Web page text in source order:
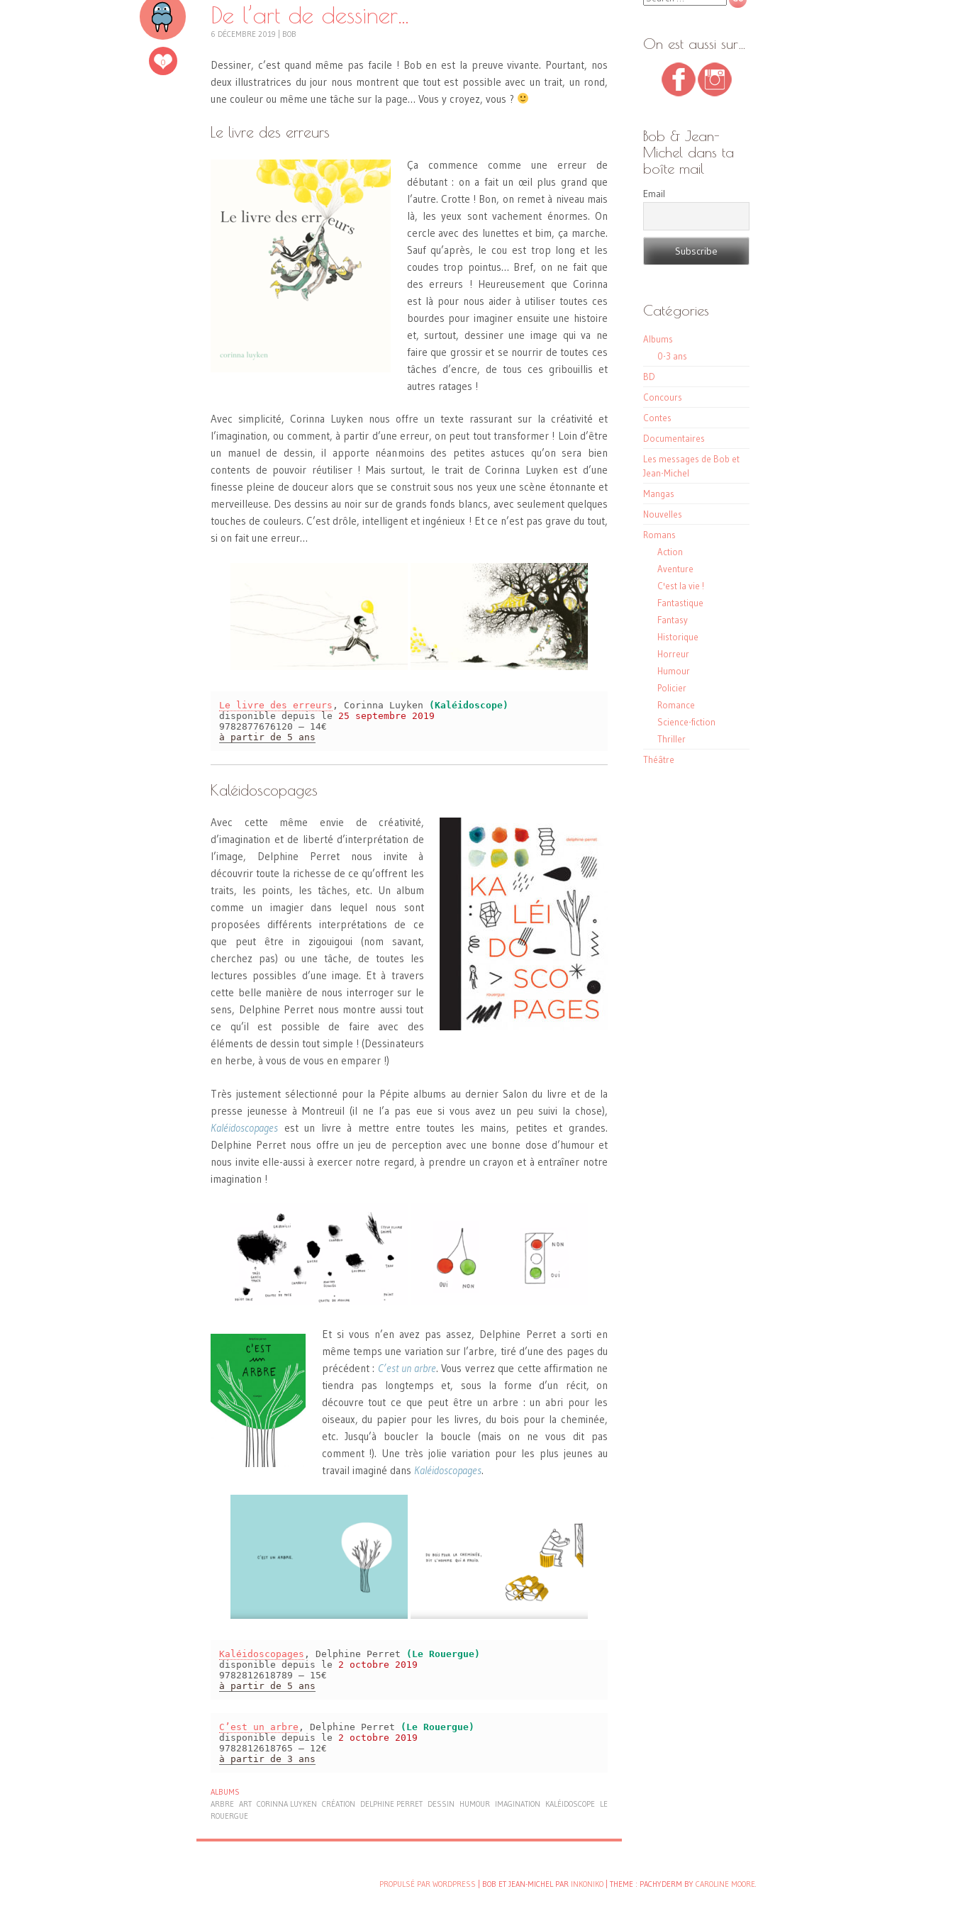
0
De l’art de dessiner…
6 DÉCEMBRE 2019 BOB
Dessiner, c’est quand même pas facile ! Bob en est la preuve vivante. Pourtant, nos
deux illustratrices du jour nous montrent que tout est possible avec un trait, un rond,
une couleur ou même une tâche sur la page… Vous y croyez, vous ?
Le livre des erreurs
Ça commence comme une erreur de
débutant : on a fait un œil plus grand que
l’autre. Crotte ! Bon, on remet à niveau mais
là, les yeux sont vachement énormes. On
cercle avec des lunettes et bim, ça marche.
Sauf qu’après, le cou est trop long et les
coudes trop pointus… Bref, on ne fait que
des erreurs ! Heureusement que Corinna
est là pour nous aider à utiliser toutes ces
bourdes pour imaginer ensuite une histoire
et, surtout, dessiner une image qui va ne
faire que grossir et se nourrir de toutes ces
tâches d’encre, de tous ces gribouillis et
autres ratages !
Avec simplicité, Corinna Luyken nous offre un texte rassurant sur la créativité et
l’imagination, ou comment, à partir d’une erreur, on peut tout transformer ! Loin d’être
un manuel de dessin, il apporte néanmoins des petites astuces qu’on sera bien
contents de pouvoir réutiliser ! Mais surtout, le trait de Corinna Luyken est d’une
finesse pleine de douceur alors que se construit sous nos yeux une scène étonnante et
merveilleuse. Des dessins au noir sur de grands fonds blancs, avec seulement quelques
touches de couleurs. C’est drôle, intelligent et ingénieux ! Et ce n’est pas grave du tout,
si on fait une erreur…
Le livre des erreurs , Corinna Luyken
(Kaléidoscope)
disponible depuis le 25 septembre 2019
9782877676120 – 14€
à partir de 5 ans
Kaléidoscopages
Avec cette même envie de créativité,
d’imagination et de liberté d’interprétation de
l’image, Delphine Perret nous invite à
découvrir toute la richesse de ce qu’offrent les
traits, les points, les tâches, etc. Un album
comme un imagier dans lequel nous sont
proposées différents interprétations de ce
que peut être in zigouigoui (nom savant,
cherchez pas) ou une tâche, de toutes les
lectures possibles d’une image. Et à travers
cette belle manière de nous interroger sur le
sens, Delphine Perret nous montre aussi tout
ce qu’il est possible de faire avec des
éléments de dessin tout simple ! (Dessinateurs
en herbe, à vous de vous en emparer !)
Très justement sélectionné pour la Pépite albums au dernier Salon du livre et de la
presse jeunesse à Montreuil (il ne l’a pas eue si vous avez un peu suivi la chose),
Kaléidoscopages est un livre à mettre entre toutes les mains, petites et grandes.
Delphine Perret nous offre un jeu de perception avec une bonne dose d’humour et
nous invite elle-aussi à exercer notre regard, à prendre un crayon et à entraîner notre
imagination !
Et si vous n’en avez pas assez, Delphine Perret a sorti en
même temps une variation sur l’arbre, tiré d’une des pages du
précédent : C’est un arbre. Vous verrez que cette affirmation ne
tiendra pas longtemps et, sous la forme d’un récit, on
découvre tout ce que peut être un arbre : un abri pour les
oiseaux, du papier pour les livres, du bois pour la cheminée,
etc. Jusqu’à boucler la boucle (mais on ne vous dit pas
comment !). Une très jolie variation pour les plus jeunes au
travail imaginé dans Kaléidoscopages.
Kaléidoscopages , Delphine Perret
(Le Rouergue)
disponible depuis le 2 octobre 2019
9782812618789 – 15€
à partir de 5 ans
C’est un arbre , Delphine Perret
(Le Rouergue)
disponible depuis le 2 octobre 2019
9782812618765 – 12€
à partir de 3 ans
ALBUMS
ARBRE ART CORINNA LUYKEN CRÉATION DELPHINE PERRET DESSIN HUMOUR IMAGINATION KALÉIDOSCOPE
LE
ROUERGUE
On est aussi sur…
Bob & Jean-
Michel dans ta
boîte mail
Email
Catégories
Albums
0-3 ans
BD
Concours
Contes
Documentaires
Les messages de Bob et
Jean-Michel
Mangas
Nouvelles
Romans
Action
Aventure
C'est la vie !
Fantastique
Fantasy
Historique
Horreur
Humour
Policier
Romance
Science-fiction
Thriller
Théâtre
PROPULSÉ PAR WORDPRESS | BOB ET JEAN-MICHEL PAR INKONIKO THEME : PACHYDERM BY CAROLINE MOORE.